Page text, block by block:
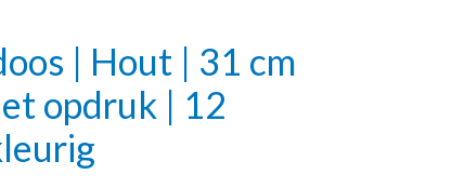
| Hout | 31 cm
opdruk | 12